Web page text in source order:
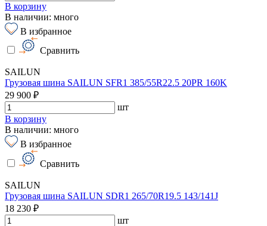
В корзину
В наличии: много
В избранное
Сравнить
SAILUN
Грузовая шина SAILUN SFR1 385/55R22.5 20PR 160K
29 900 ₽
шт
В корзину
В наличии: много
В избранное
Сравнить
SAILUN
Грузовая шина SAILUN SDR1 265/70R19.5 143/141J
18 230 ₽
шт